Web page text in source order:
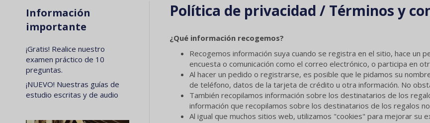
Información
importante
¡Gratis! Realice nuestro
examen práctico de 10
preguntas.
¡NUEVO! Nuestras guías de
estudio escritas y de audio
Política de privacidad / Términos y
¿Qué información recogemos?
Recogemos información suya cuando se registra en el sitio, hace un
encuesta o comunicación como el correo electrónico, o participa en
Al hacer un pedido o registrarse, es posible que le pidamos su
de teléfono, datos de la tarjeta de crédito u otra información. No
También recopilamos información sobre los destinatarios de los
información que recopilamos sobre los destinatarios de los regalos
Al igual que muchos sitios web, utilizamos "cookies" para mejorar su